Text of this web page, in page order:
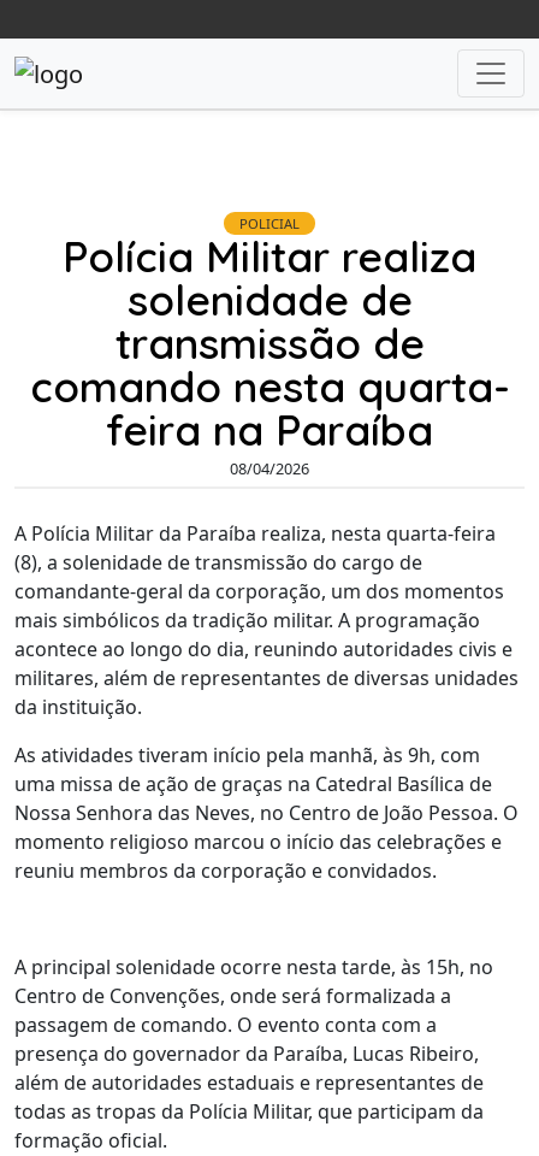
POLICIAL
Polícia Militar realiza
solenidade de
transmissão de
comando nesta quarta-
feira na Paraíba
08/04/2026
A Polícia Militar da Paraíba realiza, nesta quarta-feira
(8), a solenidade de transmissão do cargo de
comandante-geral da corporação, um dos momentos
mais simbólicos da tradição militar. A programação
acontece ao longo do dia, reunindo autoridades civis e
militares, além de representantes de diversas unidades
da instituição.
As atividades tiveram início pela manhã, às 9h, com
uma missa de ação de graças na Catedral Basílica de
Nossa Senhora das Neves, no Centro de João Pessoa. O
momento religioso marcou o início das celebrações e
reuniu membros da corporação e convidados.
A principal solenidade ocorre nesta tarde, às 15h, no
Centro de Convenções, onde será formalizada a
passagem de comando. O evento conta com a
presença do governador da Paraíba, Lucas Ribeiro,
além de autoridades estaduais e representantes de
todas as tropas da Polícia Militar, que participam da
formação oficial.